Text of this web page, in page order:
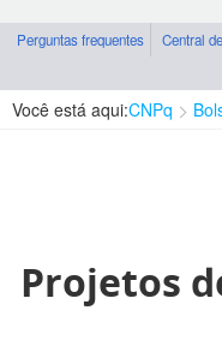
Perguntas frequentes Central
Você está aqui:CNPq
Projetos